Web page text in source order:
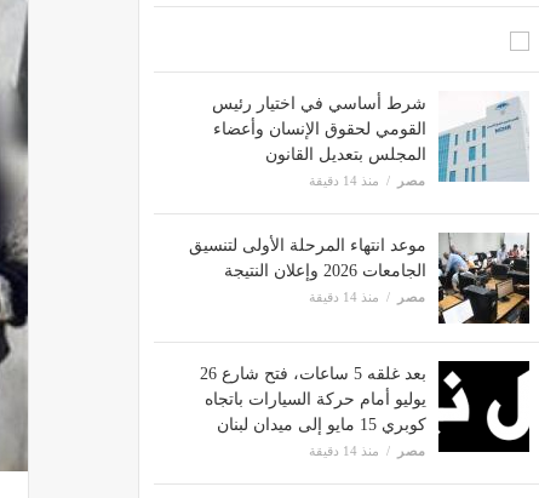
شرط أساسي في اختيار رئيس
القومي لحقوق الإنسان وأعضاء
المجلس بتعديل القانون
مصر منذ 14 دقيقة
موعد انتهاء المرحلة الأولى لتنسيق
الجامعات 2026 وإعلان النتيجة
مصر منذ 14 دقيقة
بعد غلقه 5 ساعات، فتح شارع 26
يوليو أمام حركة السيارات باتجاه
كوبري 15 مايو إلى ميدان لبنان
مصر منذ 14 دقيقة